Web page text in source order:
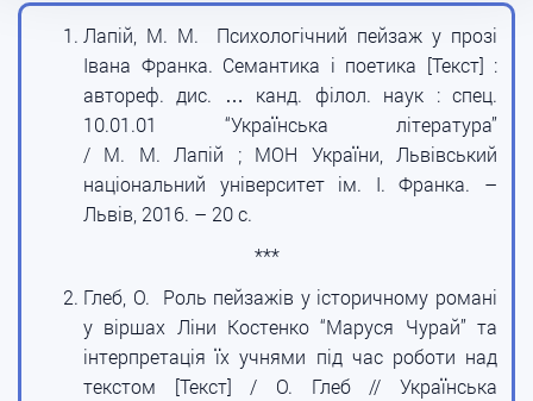
Лапій, М. М. Психологічний пейзаж у прозі
Івана Франка. Семантика і поетика [Текст] :
автореф. дис. … канд. філол. наук : спец.
10.01.01 “Українська література”
/ М. М. Лапій ; МОН України, Львівський
національний університет ім. І. Франка. –
Львів, 2016. – 20 с.
***
Глеб, О. Роль пейзажів у історичному романі
у віршах Ліни Костенко “Маруся Чурай” та
інтерпретація їх учнями під час роботи над
текстом [Текст] / О. Глеб // Українська